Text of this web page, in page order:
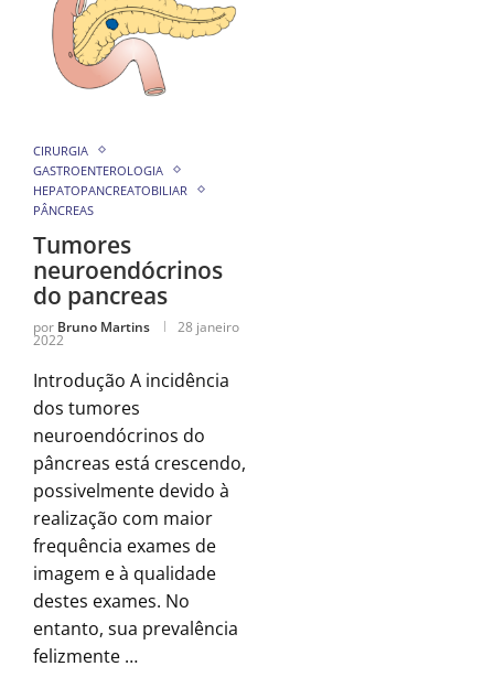
CIRURGIA
GASTROENTEROLOGIA
HEPATOPANCREATOBILIAR
PÂNCREAS
Tumores
neuroendócrinos
do pancreas
por Bruno Martins 28 janeiro
2022
Introdução A incidência
dos tumores
neuroendócrinos do
pâncreas está crescendo,
possivelmente devido à
realização com maior
frequência exames de
imagem e à qualidade
destes exames. No
entanto, sua prevalência
felizmente …